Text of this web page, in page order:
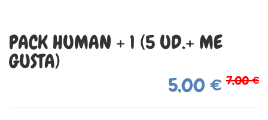
PACK HUMAN + 1 (5 UD.+ ME
GUSTA)
5,00 € 7,00 €